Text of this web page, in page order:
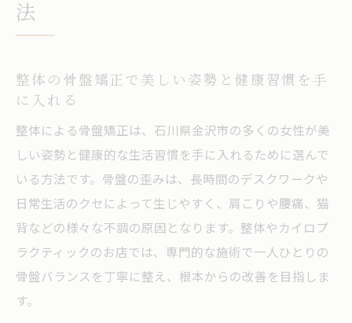
法
整体の骨盤矯正で美しい姿勢と健康習慣を手
に入れる
整体による骨盤矯正は、石川県金沢市の多くの女性が美
しい姿勢と健康的な生活習慣を手に入れるために選んで
いる方法です。骨盤の歪みは、長時間のデスクワークや
日常生活のクセによって生じやすく、肩こりや腰痛、猫
背などの様々な不調の原因となります。整体やカイロプ
ラクティックのお店では、専門的な施術で一人ひとりの
骨盤バランスを丁寧に整え、根本からの改善を目指しま
す。